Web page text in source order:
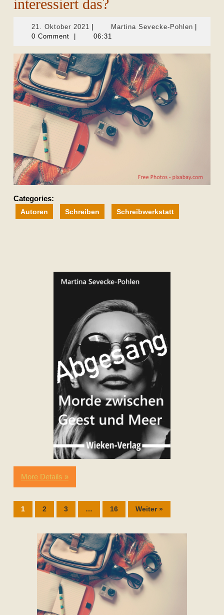
interessiert das?
21. Oktober 2021 21.
Oktober
Martina Sevecke-PohlenMartina
0 Comment
06:31
Categories:
Autoren Schreiben Schreibwerkstatt
More Details »
1 2 3 … 16 Weiter »